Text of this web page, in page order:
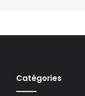
Catégories